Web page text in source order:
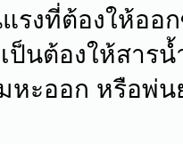
รงที่ต้องให้ออ
ป็นต้องให้สาร
หะออก หรือพ่